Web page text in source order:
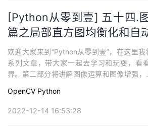
[Python从零到壹] 五十四.
篇之局部直方图均衡化和自
理
欢迎大家来到“Python从零到壹”，在这里
系列文章，带大家一起去学习和玩耍，看
界。第二部分将讲解图像运算和图像增强
局部直方图均衡化和自动色彩均衡化处理
助，如果有不足之处，还请海涵。
OpenCV Python
2022-12-14 16:53:28